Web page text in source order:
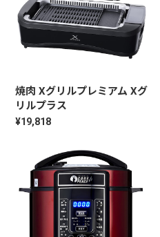
焼肉 Xグリルプレミアム Xグ
リルプラス
¥19,818